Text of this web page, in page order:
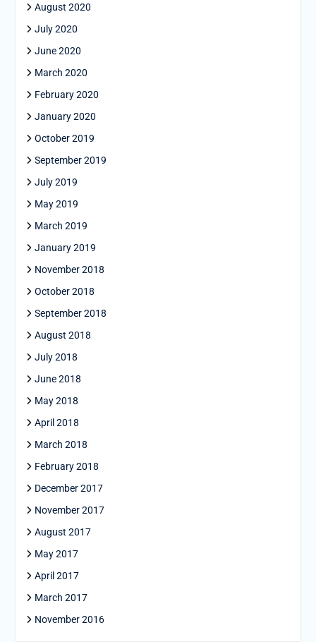
August 2020
July 2020
June 2020
March 2020
February 2020
January 2020
October 2019
September 2019
July 2019
May 2019
March 2019
January 2019
November 2018
October 2018
September 2018
August 2018
July 2018
June 2018
May 2018
April 2018
March 2018
February 2018
December 2017
November 2017
August 2017
May 2017
April 2017
March 2017
November 2016